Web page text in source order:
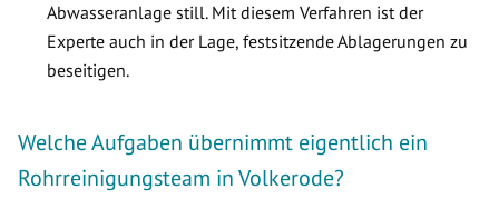
Abwasseranlage still. Mit diesem Verfahren ist der
Experte auch in der Lage, festsitzende Ablagerungen zu
beseitigen.
Welche Aufgaben übernimmt eigentlich ein
Rohrreinigungsteam in Volkerode?